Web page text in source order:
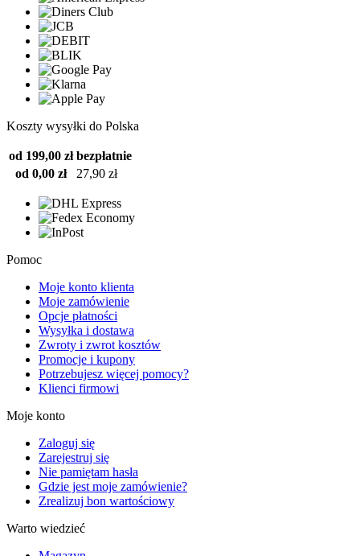
Koszty wysyłki do Polska
od 199,00 zł bezpłatnie
od 0,00 zł
27,90 zł
Pomoc
Moje konto klienta
Moje zamówienie
Opcje płatności
Wysyłka i dostawa
Zwroty i zwrot kosztów
Promocje i kupony
Potrzebujesz więcej pomocy?
Klienci firmowi
Moje konto
Zaloguj się
Zarejestruj się
Nie pamiętam hasła
Gdzie jest moje zamówienie?
Zrealizuj bon wartościowy
Warto wiedzieć